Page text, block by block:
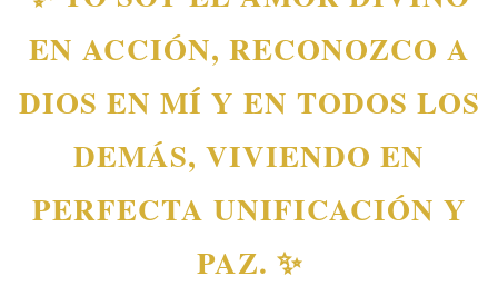
EN ACCIÓN, RECONOZCO A
DIOS EN MÍ Y EN TODOS LOS
DEMÁS, VIVIENDO EN
PERFECTA UNIFICACIÓN Y
PAZ. ✨